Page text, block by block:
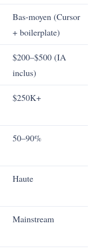
Bas-moyen (Cursor
+ boilerplate)
$200–$500 (IA
inclus)
$250K+
50–90%
Haute
Mainstream